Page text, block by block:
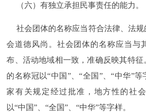
（六）有独立承担民事责任的能力。
社会团体的名称应当符合法律、法
会道德风尚。社会团体的名称应当与
布、活动地域相一致，准确反映其特
的名称冠以“中国”、“全国”、“中华”
家有关规定经过批准，地方性的社
以“中国”、“全国”、“中华”等字样。